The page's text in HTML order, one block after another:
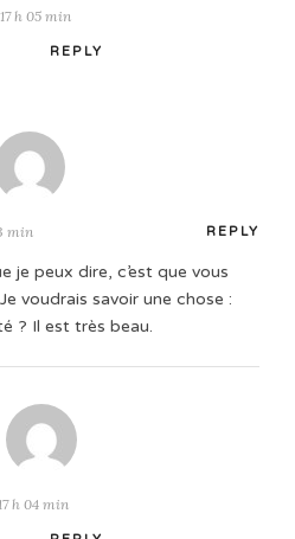
h 05 min
REPLY
min REPLY
je peux dire, c’est que vous
voudrais savoir une chose :
? Il est très beau.
h 04 min